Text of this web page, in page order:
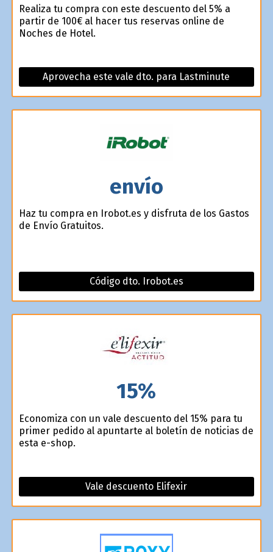
Realiza tu compra con este descuento del 5% a
partir de 100€ al hacer tus reservas online de
Noches de Hotel.
Aprovecha este vale dto. para Lastminute
envío
Haz tu compra en Irobot.es y disfruta de los Gastos
de Envío Gratuitos.
Código dto. Irobot.es
15%
Economiza con un vale descuento del 15% para tu
primer pedido al apuntarte al boletín de noticias de
esta e-shop.
Vale descuento Elifexir